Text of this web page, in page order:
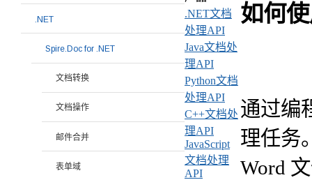
如何
通过编
理任务
Word
.NET
Spire.Doc for .NET
文档转换
文档操作
邮件合并
表单域
.NET文档
处理API
Java文档处
理API
Python文档
处理API
C++文档处
理API
JavaScript
文档处理
API